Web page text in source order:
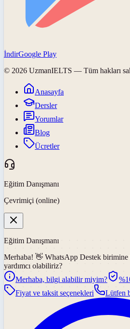
İndirGoogle Play
© 2026 UzmanIELTS — Tüm hakları
Anasayfa
Dersler
Yorumlar
Blog
Ücretler
Eğitim Danışmanı
Çevrimiçi (online)
Eğitim Danışmanı
Merhaba! 👋 WhatsApp Destek birimine
yardımcı olabiliriz?
Merhaba, bilgi alabilir miyim?
Fiyat ve taksit seçenekleri
Lütfen